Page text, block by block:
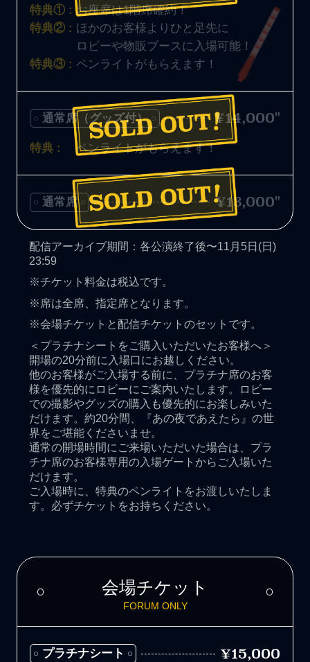
特典① : お座席は1階席確約！
特典② : ほかのお客様よりひと足先に
ロビーや物販ブースに入場可能！
特典③ : ペンライトがもらえます！
通常席（グッズ付） ¥14,000"
特典 : ペンライトがもらえます！
通常席 ¥13,000"
配信アーカイブ期間：各公演終了後〜11月5日(日)
23:59
※チケット料金は税込です。
※席は全席、指定席となります。
※会場チケットと配信チケットのセットです。
＜プラチナシートをご購入いただいたお客様へ＞
開場の20分前に入場口にお越しください。
他のお客様がご入場する前に、プラチナ席のお客
様を優先的にロビーにご案内いたします。ロビー
での撮影やグッズの購入も優先的にお楽しみいた
だけます。約20分間、『あの夜であえたら』の世
界をご堪能くださいませ。
通常の開場時間にご来場いただいた場合は、プラ
チナ席のお客様専用の入場ゲートからご入場いた
だけます。
ご入場時に、特典のペンライトをお渡しいたしま
す。必ずチケットをお持ちください。
FORUM ONLY
会場チケット
プラチナシート ¥15,000